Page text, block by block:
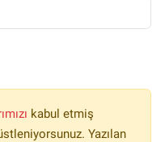
kabul etmiş
Yazılan